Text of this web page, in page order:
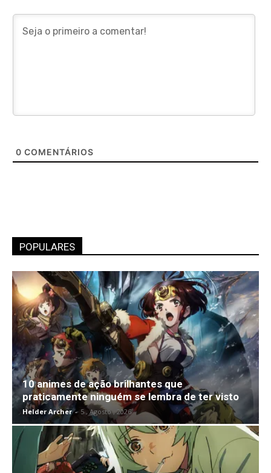
0 COMENTÁRIOS
POPULARES
10 animes de ação brilhantes que
praticamente ninguém se lembra de ter visto
Helder Archer - 5 , Agosto , 2026